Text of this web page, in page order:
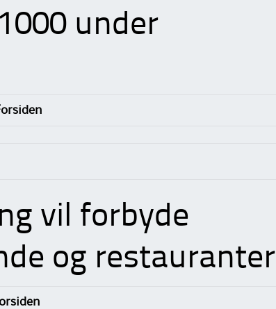
under
vil forbyde
og restauranter